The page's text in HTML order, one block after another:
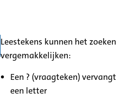
Leestekens kunnen het zoeken
vergemakkelijken:
Een ? (vraagteken) vervangt
een letter